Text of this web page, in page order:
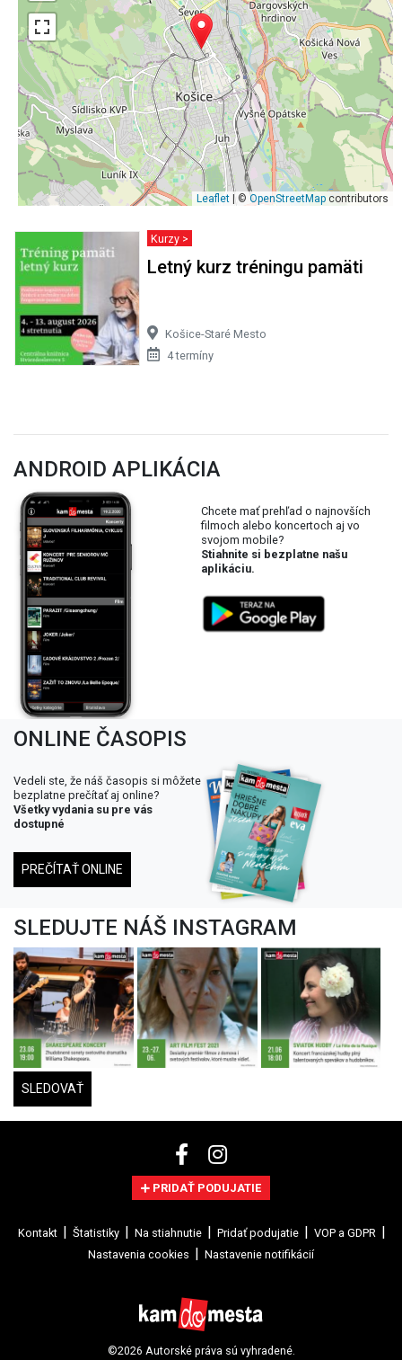
Leaflet | © OpenStreetMap contributors
Kurzy >
Letný kurz tréningu pamäti
Košice-Staré Mesto
4 termíny
ANDROID APLIKÁCIA
Chcete mať prehľad o najnovších
filmoch alebo koncertoch aj vo
svojom mobile?
Stiahnite si bezplatne našu
aplikáciu.
ONLINE ČASOPIS
Vedeli ste, že náš časopis si môžete
bezplatne prečítať aj online?
Všetky vydania su pre vás
dostupné
PREČÍTAŤ ONLINE
SLEDUJTE NÁŠ INSTAGRAM
SLEDOVAŤ
PRIDAŤ PODUJATIE
Kontakt Štatistiky Na stiahnutie Pridať podujatie
VOP a GDPR
Nastavenia cookies
Nastavenie notifikácií
©2026 Autorské práva sú vyhradené.